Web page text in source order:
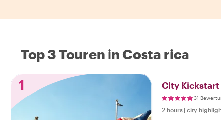
Top 3 Touren in Costa rica
1
City Kickstart
31
2 hours | city